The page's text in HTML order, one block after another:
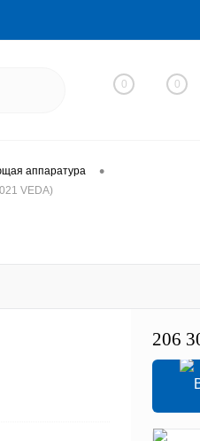
0 0
аппаратура •
VEDA)
206